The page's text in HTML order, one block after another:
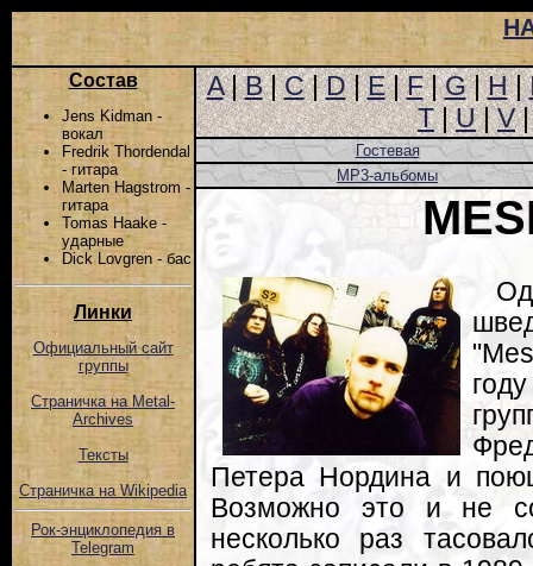
Состав
Jens Kidman -
вокал
Fredrik Thordendal
- гитара
Marten Hagstrom -
гитара
Tomas Haake -
ударные
Dick Lovgren - бас
Линки
Официальный сайт
группы
Страничка на Metal-
Archives
Тексты
Страничка на Wikipedia
Рок-энциклопедия в
Telegram
A|B|C|D|E|F|G|H|
T|U|V
Гостевая
MP3-альбомы
Петера Нордина и
Возможно это и не
несколько раз